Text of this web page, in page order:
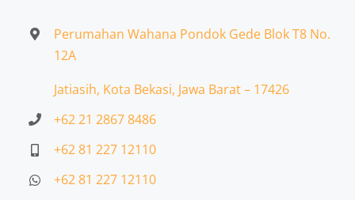
Perumahan Wahana Pondok Gede Blok T8 No.
12A
Jatiasih, Kota Bekasi, Jawa Barat – 17426
+62 21 2867 8486
+62 81 227 12110
+62 81 227 12110